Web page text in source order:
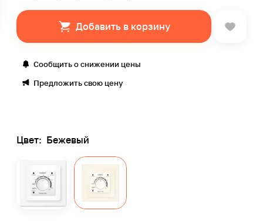
Добавить в корзину
Сообщить о снижении цены
Предложить свою цену
Цвет: Бежевый